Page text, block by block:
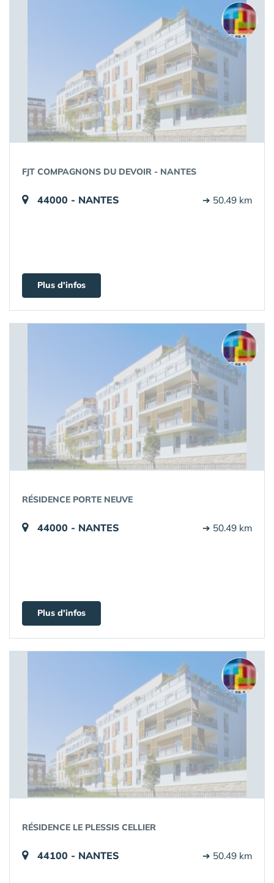
FJT COMPAGNONS DU DEVOIR - NANTES
44000 - NANTES ➔ 50.49 km
Plus d'infos
RÉSIDENCE PORTE NEUVE
44000 - NANTES ➔ 50.49 km
Plus d'infos
RÉSIDENCE LE PLESSIS CELLIER
44100 - NANTES ➔ 50.49 km